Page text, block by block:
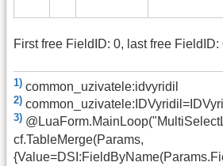
First free FieldID: 0, last free FieldID:
1) common_uzivatele:idvyridil
2)
3)
cf.TableMerge(Params,